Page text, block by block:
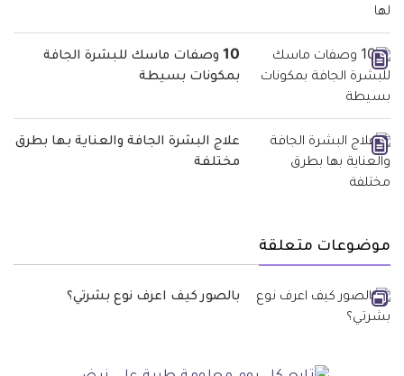
10 وصفات ماسك للبشرة الجافة
بمكونات بسيطة
علاج البشرة الجافة والعناية بها بطرق
مختلفة
موضوعات متعلقة
بالصور كيف اعرف نوع بشرتي؟